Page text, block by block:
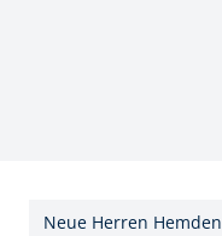
Neue Herren Hemden